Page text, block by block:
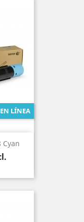
Cyan
LÍNEA